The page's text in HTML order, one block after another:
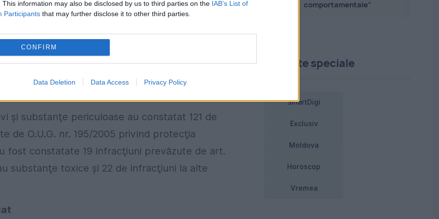
This information may also be disclosed by us to third parties on the IAB’s List of
Participants that may further disclose it to other third parties.
CONFIRM
Data Deletion Data Access Privacy Policy
de explozivi.
a operaţiunilor cu produse de protecţie
ce conţin azotat de amoniu,
şi utilizare de către agenţii economici”,
şi substanţe periculoase au constatat 121 de
de O.U.G. nr. 195/2005 privind protecţia
fost constatate 19 infracţiuni prevăzute de art.
substanţe toxice şi 22 de infracţiuni la alte
comportamentale”
Proiecte speciale
SmartDigi
Exclusiv
Moldova
Horoscop
Vremea